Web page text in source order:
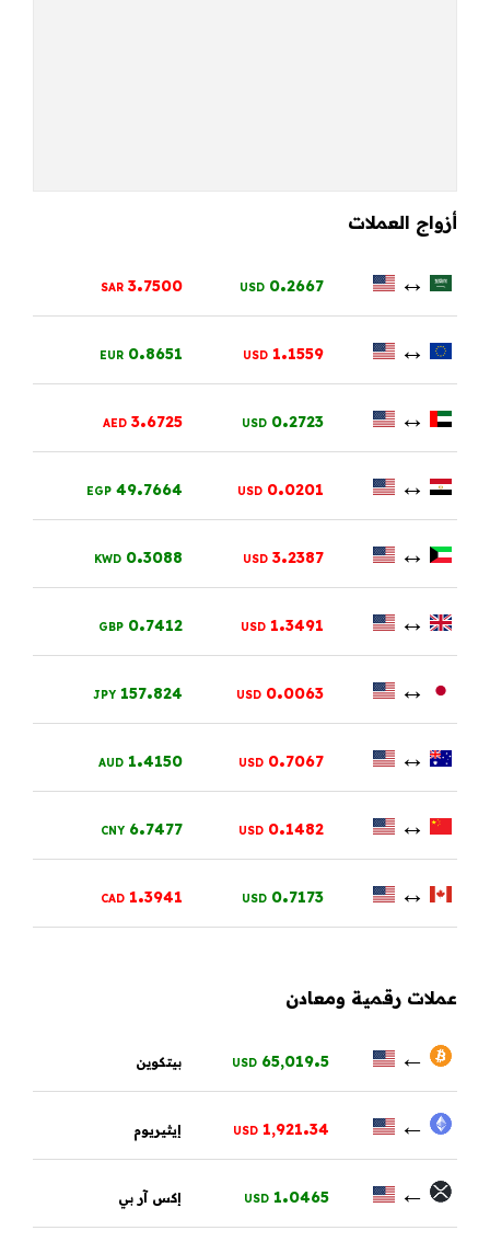
أزواج العملات
↔
0.2667
USD
3.7500
SAR
↔
1.1559
USD
0.8651
EUR
↔
0.2723
USD
3.6725
AED
↔
0.0201
USD
49.7664
EGP
↔
3.2387
USD
0.3088
KWD
↔
1.3491
USD
0.7412
GBP
↔
0.0063
USD
157.824
JPY
↔
0.7067
USD
1.4150
AUD
↔
0.1482
USD
6.7477
CNY
↔
0.7173
USD
1.3941
CAD
عملات رقمية ومعادن
←
65,019.5
USD بيتكوين
←
1,921.34
USD إيثيريوم
←
1.0465
USD إكس آر بي